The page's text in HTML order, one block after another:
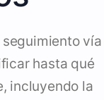
vía
hasta qué
incluyendo la